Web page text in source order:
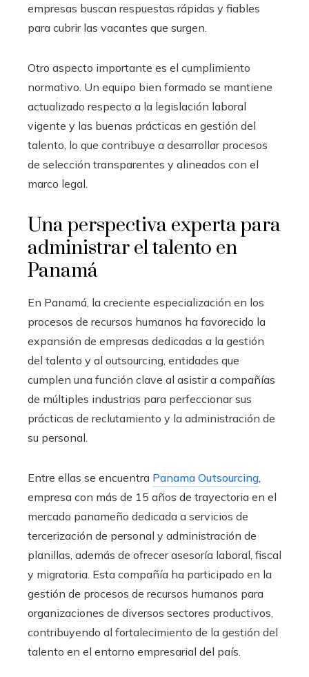
empresas buscan respuestas rápidas y fiables
para cubrir las vacantes que surgen.
Otro aspecto importante es el cumplimiento
normativo. Un equipo bien formado se mantiene
actualizado respecto a la legislación laboral
vigente y las buenas prácticas en gestión del
talento, lo que contribuye a desarrollar procesos
de selección transparentes y alineados con el
marco legal.
Una perspectiva experta para
administrar el talento en
Panamá
En Panamá, la creciente especialización en los
procesos de recursos humanos ha favorecido la
expansión de empresas dedicadas a la gestión
del talento y al outsourcing, entidades que
cumplen una función clave al asistir a compañías
de múltiples industrias para perfeccionar sus
prácticas de reclutamiento y la administración de
su personal.
Entre ellas se encuentra Panama Outsourcing
empresa con más de 15 años de trayectoria en el
mercado panameño dedicada a servicios de
tercerización de personal y administración de
planillas, además de ofrecer asesoría laboral, fiscal
y migratoria. Esta compañía ha participado en la
gestión de procesos de recursos humanos para
organizaciones de diversos sectores productivos,
contribuyendo al fortalecimiento de la gestión del
talento en el entorno empresarial del país.